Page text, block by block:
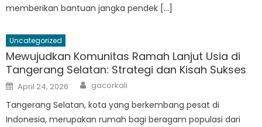
memberikan bantuan jangka pendek […]
Uncategorized
Mewujudkan Komunitas Ramah Lanjut Usia di
Tangerang Selatan: Strategi dan Kisah Sukses
Posted
on
April 24, 2026 Author
gacorkali
Tangerang Selatan, kota yang berkembang pesat di
Indonesia, merupakan rumah bagi beragam populasi dari